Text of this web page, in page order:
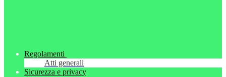
Regolamenti
Atti generali
Sicurezza e privacy